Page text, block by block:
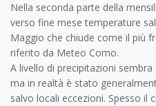
Nella seconda parte della
verso fine mese temperature
Maggio che chiude come il più
riferito da Meteo Como.
A livello di precipitazioni
ma in realtà è stato
salvo locali eccezioni. Spesso il